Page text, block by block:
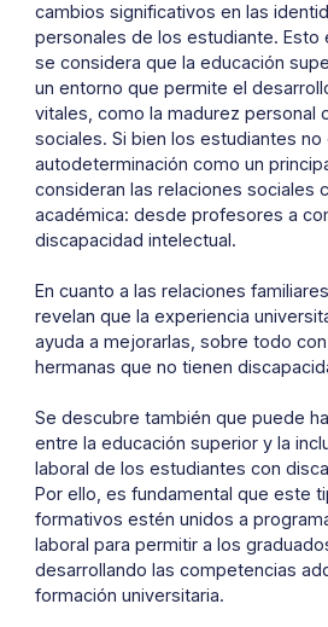
cambios significativos en las
personales de los estudiante. Esto
se considera que la educación
un entorno que permite el
vitales, como la madurez personal
sociales. Si bien los estudiantes no
autodeterminación como un
consideran las relaciones sociales
académica: desde profesores a
discapacidad intelectual.
En cuanto a las relaciones
revelan que la experiencia
ayuda a mejorarlas, sobre todo
hermanas que no tienen
Se descubre también que puede
entre la educación superior y la
laboral de los estudiantes con
Por ello, es fundamental que este
formativos estén unidos a
laboral para permitir a los
desarrollando las competencias
formación universitaria.